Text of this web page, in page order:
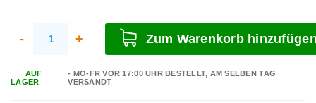
- + Zum Warenkorb
AUF
LAGER
- MO-FR VOR 17:00 UHR BESTELLT, AM SELBEN TAG
VERSANDT